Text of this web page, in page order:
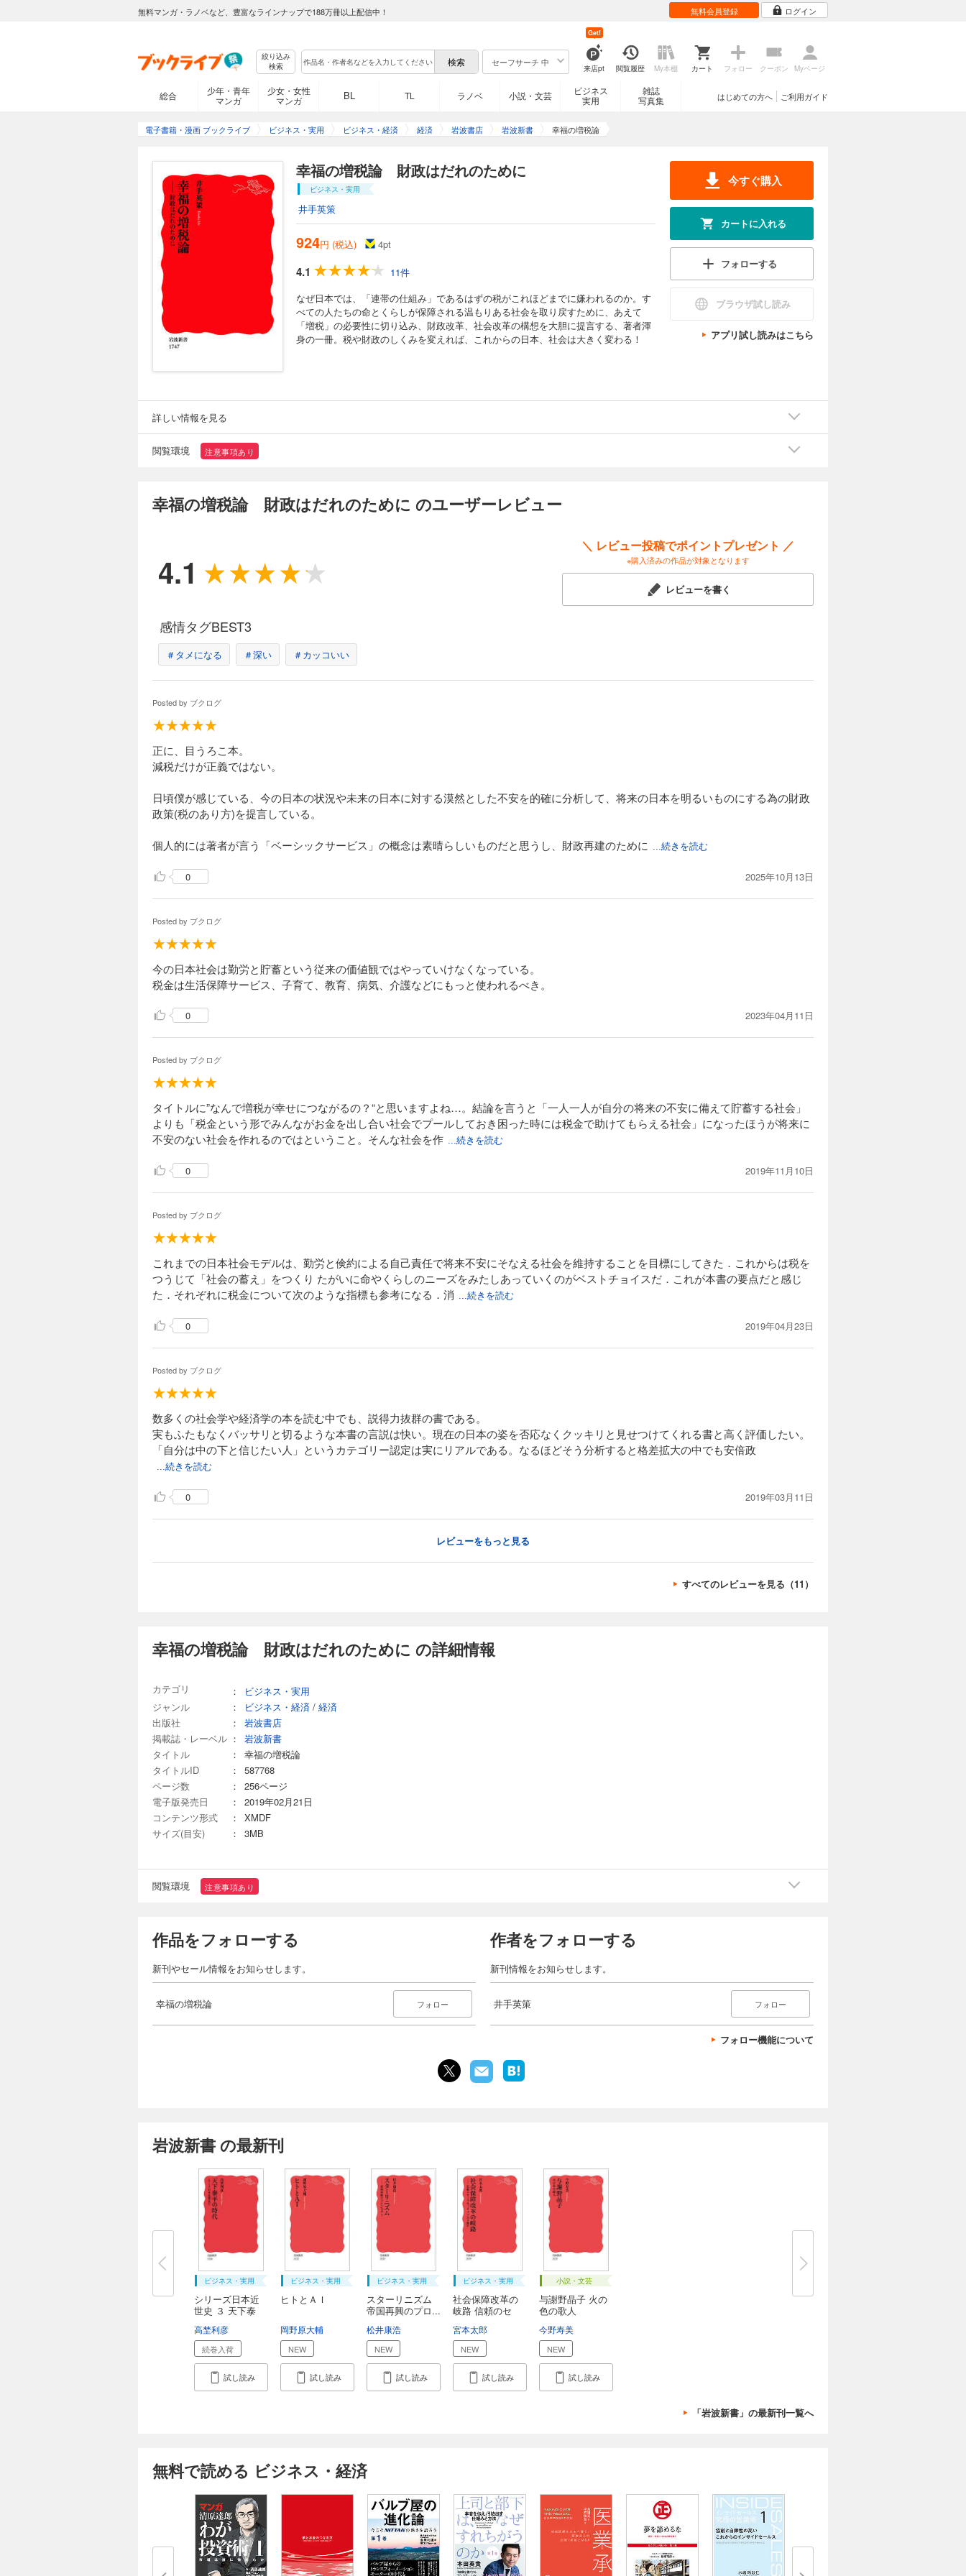
無料マンガ・ラノベなど、豊富なラインナップで188万冊以上配信中！ 無料会員登録 ログイン
絞り込み
検索
セーフサーチ 中
来店pt
Get!
閲覧履歴 My本棚 カート フォロー クーポン Myページ
総合
少年・青年
マンガ
少女・女性
マンガ
BL TL ラノベ 小説・文芸
ビジネス
実用
雑誌
写真集
ご利用ガイド
はじめての方へ
電子書籍・漫画 ブックライブ ビジネス・実用 ビジネス・経済 経済 岩波書店 岩波新書 幸福の増税論
幸福の増税論 財政はだれのために
ビジネス・実用
井手英策
924円 (税込) 4pt
4.1
11件
なぜ日本では、「連帯の仕組み」であるはずの税がこれほどまでに嫌われるのか。す
べての人たちの命とくらしが保障される温もりある社会を取り戻すために、あえて
「増税」の必要性に切り込み、財政改革、社会改革の構想を大胆に提言する、著者渾
身の一冊。税や財政のしくみを変えれば、これからの日本、社会は大きく変わる！
今すぐ購入
カートに入れる
フォローする
ブラウザ試し読み
アプリ試し読みはこちら
詳しい情報を見る
閲覧環境 注意事項あり
幸福の増税論 財政はだれのために のユーザーレビュー
4.1
＼ レビュー投稿でポイントプレゼント ／
※購入済みの作品が対象となります
レビューを書く
感情タグBEST3
＃タメになる ＃深い ＃カッコいい
Posted by ブクログ
正に、目うろこ本。
減税だけが正義ではない。
日頃僕が感じている、今の日本の状況や未来の日本に対する漠然とした不安を的確に分析して、将来の日本を明るいものにする為の財政
政策(税のあり方)を提言している。
個人的には著者が言う「ベーシックサービス」の概念は素晴らしいものだと思うし、財政再建のために ...続きを読む
0 2025年10月13日
Posted by ブクログ
今の日本社会は勤労と貯蓄という従来の価値観ではやっていけなくなっている。
税金は生活保障サービス、子育て、教育、病気、介護などにもっと使われるべき。
0 2023年04月11日
Posted by ブクログ
タイトルに”なんで増税が幸せにつながるの？“と思いますよね…。結論を言うと「一人一人が自分の将来の不安に備えて貯蓄する社会」
よりも「税金という形でみんながお金を出し合い社会でプールしておき困った時には税金で助けてもらえる社会」になったほうが将来に
不安のない社会を作れるのではということ。そんな社会を作 ...続きを読む
0 2019年11月10日
Posted by ブクログ
これまでの日本社会モデルは、勤労と倹約による自己責任で将来不安にそなえる社会を維持することを目標にしてきた．これからは税を
つうじて「社会の蓄え」をつくり たがいに命やくらしのニーズをみたしあっていくのがベストチョイスだ．これが本書の要点だと感じ
た．それぞれに税金について次のような指標も参考になる．消 ...続きを読む
0 2019年04月23日
Posted by ブクログ
数多くの社会学や経済学の本を読む中でも、説得力抜群の書である。
実もふたもなくバッサリと切るような本書の言説は快い。現在の日本の姿を否応なくクッキリと見せつけてくれる書と高く評価したい。
「自分は中の下と信じたい人」というカテゴリー認定は実にリアルである。なるほどそう分析すると格差拡大の中でも安倍政
...続きを読む
0 2019年03月11日
レビューをもっと見る
すべてのレビューを見る（11）
幸福の増税論 財政はだれのために の詳細情報
カテゴリ ：
ビジネス・実用
ジャンル
： ビジネス・経済 / 経済
出版社
：
岩波書店
掲載誌・レーベル ：
岩波新書
タイトル
：
幸福の増税論
タイトルID
：
587768
ページ数
：
256ページ
電子版発売日
：
2019年02月21日
コンテンツ形式
：
XMDF
サイズ(目安)
： 3MB
閲覧環境 注意事項あり
作品をフォローする
新刊やセール情報をお知らせします。
幸福の増税論 フォロー
作者をフォローする
新刊情報をお知らせします。
井手英策 フォロー
フォロー機能について
岩波新書 の最新刊
ビジネス・実用
シリーズ日本近
世史 ３ 天下泰
高埜利彦
続巻入荷
試し読み
ビジネス・実用
ヒトとＡＩ
岡野原大輔
NEW
試し読み
ビジネス・実用
スターリニズム
帝国再興のプロ...
松井康浩
NEW
試し読み
ビジネス・実用
社会保障改革の
岐路 信頼のセ
宮本太郎
NEW
試し読み
小説・文芸
与謝野晶子 火の
色の歌人
今野寿美
NEW
試し読み
「岩波新書」の最新刊一覧へ
無料で読める ビジネス・経済